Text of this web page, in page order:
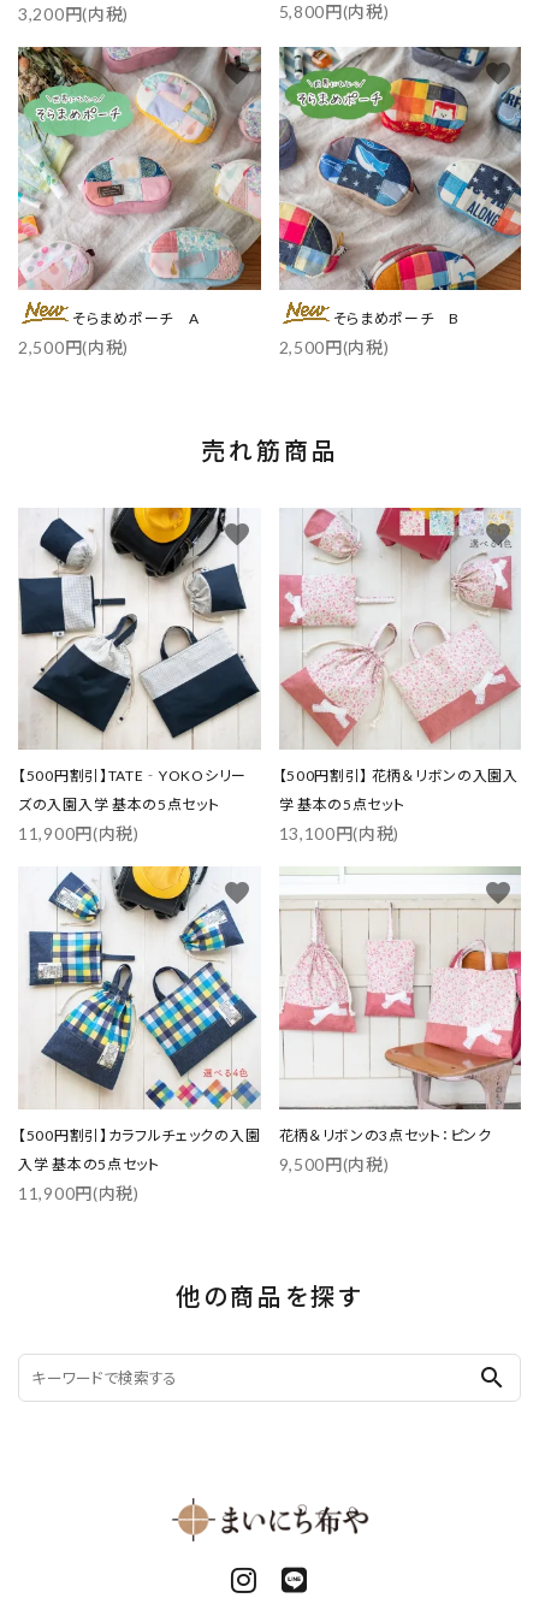
／各3色
3,200円(内税)
ポーツに
5,800円(内税)
そらまめポーチ A
2,500円(内税)
favorite
そらまめポーチ B
2,500円(内税)
favorite
売れ筋商品
【500円割引】TATE‐YOKOシリー
ズの入園入学 基本の5点セット
11,900円(内税)
favorite
【500円割引】 花柄＆リボンの入園入
学 基本の5点セット
13,100円(内税)
favorite
【500円割引】カラフルチェックの入園
入学 基本の5点セット
11,900円(内税)
favorite
花柄＆リボンの3点セット：ピンク
9,500円(内税)
favorite
他の商品を探す
search